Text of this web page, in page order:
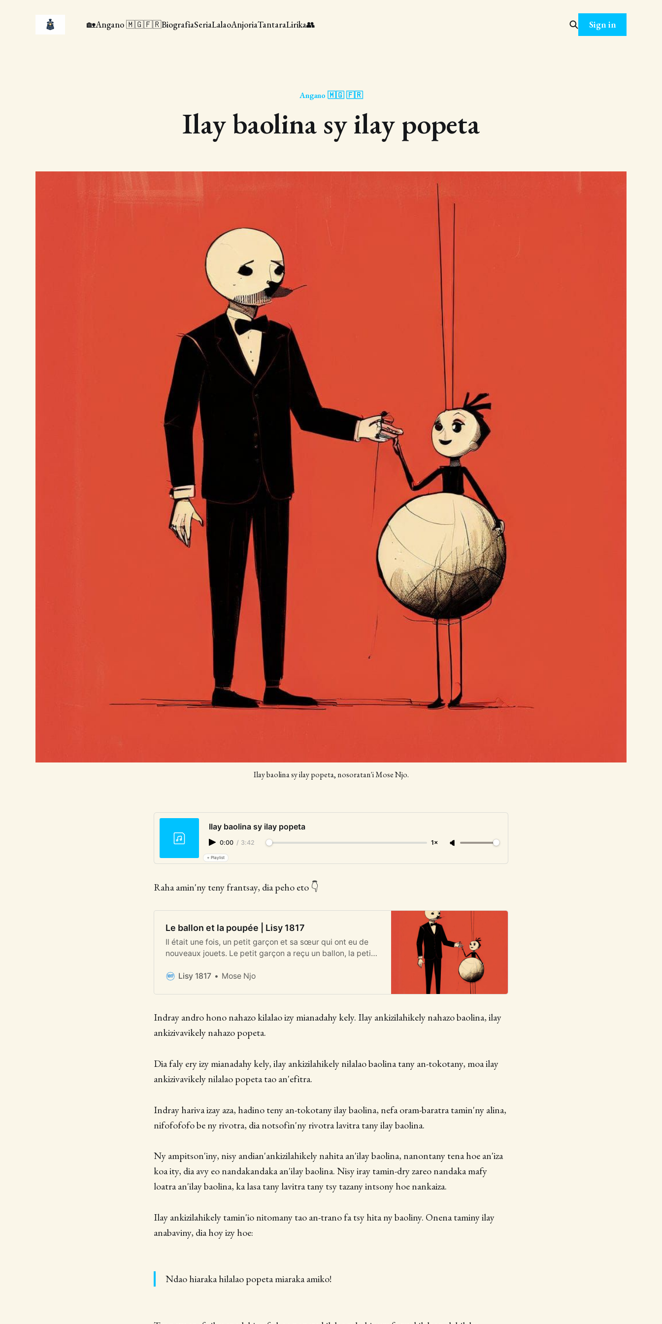
🏡Angano 🇲🇬🇫🇷BiografiaSeriaLalaoAnjoriaTantaraLirika👥 Sign in
Angano 🇲🇬 🇫🇷
Ilay baolina sy ilay popeta
Ilay baolina sy ilay popeta, nosoratan'i Mose Njo.
Ilay baolina sy ilay popeta
0:00 / 3:42 1×
+ Playlist
Raha amin'ny teny frantsay, dia peho eto 👇
Le ballon et la poupée | Lisy 1817
Il était une fois, un petit garçon et sa sœur qui ont eu de
nouveaux jouets. Le petit garçon a reçu un ballon, la petite
Lisy 1817
Mose Njo
Indray andro hono nahazo kilalao izy mianadahy kely. Ilay ankizilahikely nahazo baolina, ilay
ankizivavikely nahazo popeta.
Dia faly ery izy mianadahy kely, ilay ankizilahikely nilalao baolina tany an-tokotany, moa ilay
ankizivavikely nilalao popeta tao an'efitra.
Indray hariva izay aza, hadino teny an-tokotany ilay baolina, nefa oram-baratra tamin'ny alina,
nifofofofo be ny rivotra, dia notsofin'ny rivotra lavitra tany ilay baolina.
Ny ampitson'iny, nisy andian'ankizilahikely nahita an'ilay baolina, nanontany tena hoe an'iza
koa ity, dia avy eo nandakandaka an'ilay baolina. Nisy iray tamin-dry zareo nandaka mafy
loatra an'ilay baolina, ka lasa tany lavitra tany tsy tazany intsony hoe nankaiza.
Ilay ankizilahikely tamin'io nitomany tao an-trano fa tsy hita ny baoliny. Onena taminy ilay
anabaviny, dia hoy izy hoe:
Ndao hiaraka hilalao popeta miaraka amiko!